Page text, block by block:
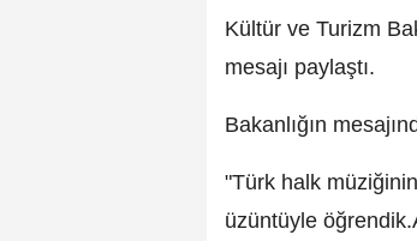
Kültür ve Turizm
mesajı paylaştı.
Bakanlığın
"Türk halk
üzüntüyle